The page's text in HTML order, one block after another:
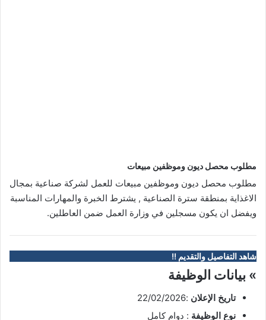
مطلوب محصل ديون وموظفين مبيعات
مطلوب محصل ديون وموظفين مبيعات للعمل لشركة صناعية بمجال
الاغذاية بمنطقة سترة الصناعية , يشترط الخبرة والمهارات المناسبة
ويفضل ان يكون مسجلين في وزارة العمل ضمن العاطلين.
شاهد التفاصيل والتقديم !!
» بيانات الوظيفة
تاريخ الإعلان :22/02/2026
نوع الوظيفة : دوام كامل